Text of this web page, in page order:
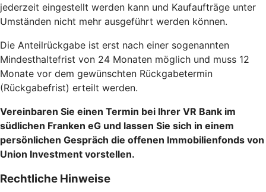
jederzeit eingestellt werden kann und Kaufaufträge unter
Umständen nicht mehr ausgeführt werden können.
Die Anteilrückgabe ist erst nach einer sogenannten
Mindesthaltefrist von 24 Monaten möglich und muss 12
Monate vor dem gewünschten Rückgabetermin
(Rückgabefrist) erteilt werden.
Vereinbaren Sie einen Termin bei Ihrer VR Bank im
südlichen Franken eG und lassen Sie sich in einem
persönlichen Gespräch die offenen Immobilienfonds von
Union Investment vorstellen.
Rechtliche Hinweise